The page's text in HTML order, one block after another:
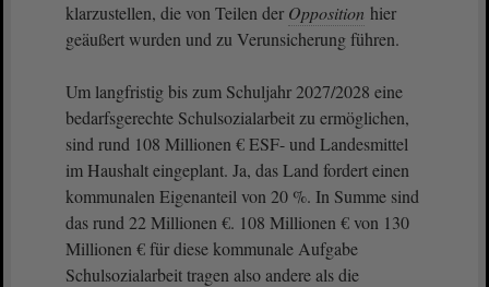
klarzustellen, die von Teilen der Opposition hier
geäußert wurden und zu Verunsicherung führen.
Um langfristig bis zum Schuljahr 2027/2028 eine
bedarfsgerechte Schulsozialarbeit zu ermöglichen,
sind rund 108 Millionen € ESF- und Landesmittel
im Haushalt eingeplant. Ja, das Land fordert einen
kommunalen Eigenanteil von 20 %. In Summe sind
das rund 22 Millionen €. 108 Millionen € von 130
Millionen € für diese kommunale Aufgabe
Schulsozialarbeit tragen also andere als die